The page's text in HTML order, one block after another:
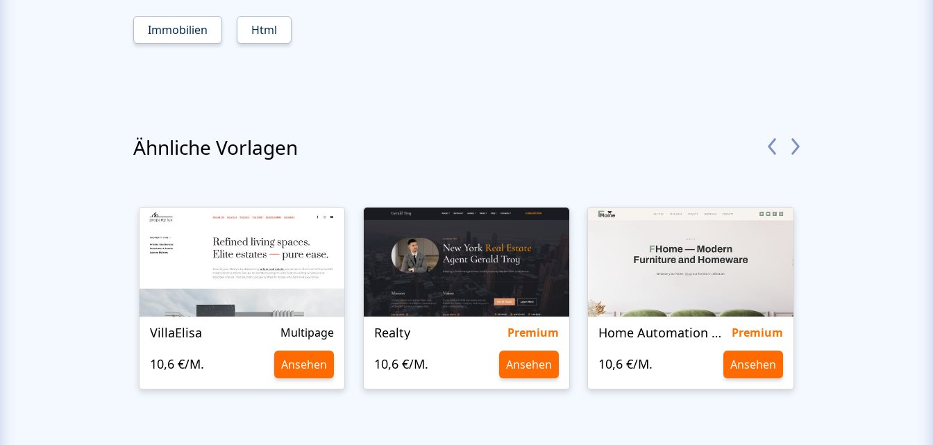
Immobilien Html
Ähnliche Vorlagen
VillaElisa Multipage
10,6 €/M. Ansehen
Realty Premium
10,6 €/M. Ansehen
Home Automation Company Premium
10,6 €/M. Ansehen